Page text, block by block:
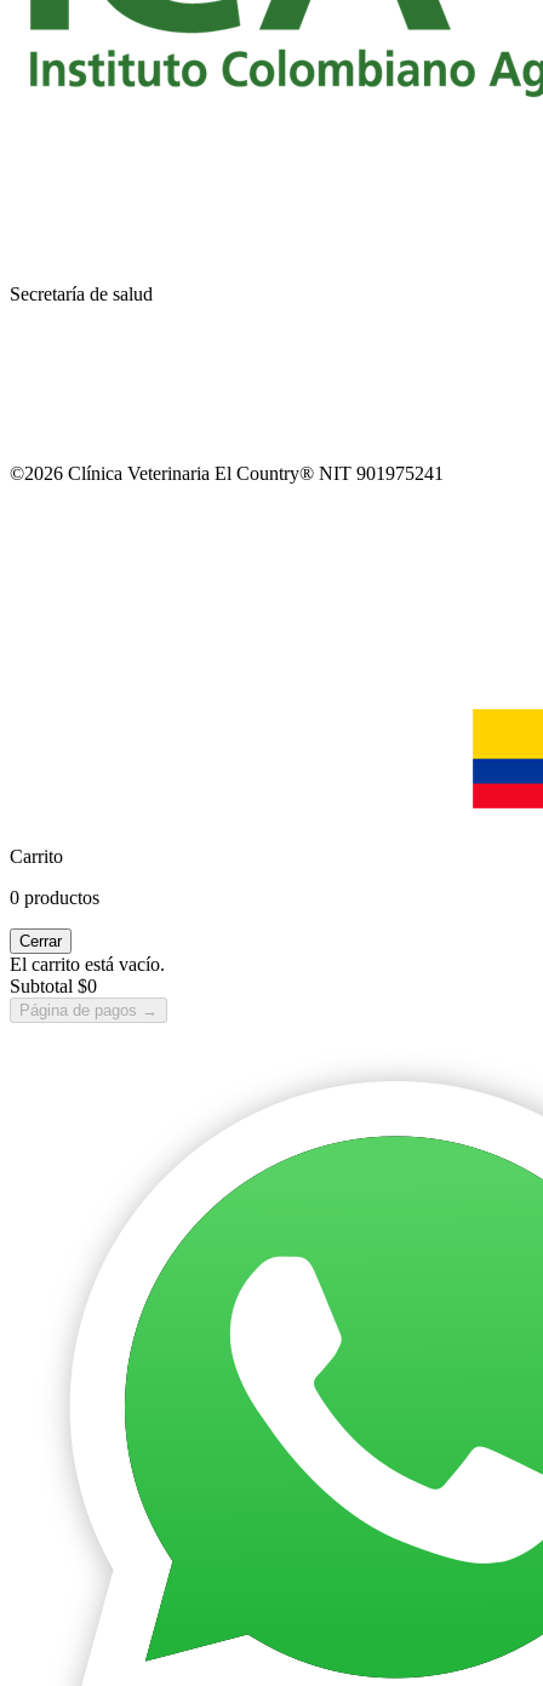
Secretaría de salud
©2026 Clínica Veterinaria El Country® NIT 901975241
Carrito
0 productos
Cerrar
El carrito está vacío.
Subtotal $0
Página de pagos →